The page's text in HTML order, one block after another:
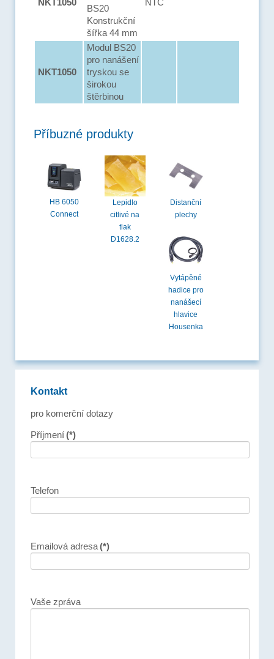
BS20
Konstrukční
šířka 44 mm
NKT1050
Modul BS20
pro nanášení
tryskou se
širokou
štěrbinou
Příbuzné produkty
HB 6050
Connect
Lepidlo
citlivé na
tlak
D1628.2
Distanční
plechy
Vytápěné
hadice pro
nanášecí
hlavice
Housenka
Kontakt
pro komerční dotazy
Příjmení(*)
Telefon
Emailová adresa(*)
Vaše zpráva